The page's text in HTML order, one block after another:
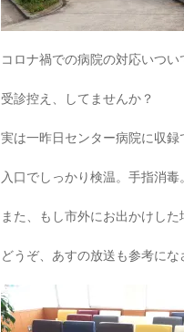
コロナ禍での病院の対応いつい
受診控え、してませんか？
実は一昨日センター病院に収録
入口でしっかり検温。手指消
また、もし市外にお出かけし
どうぞ、あすの放送も参考にな